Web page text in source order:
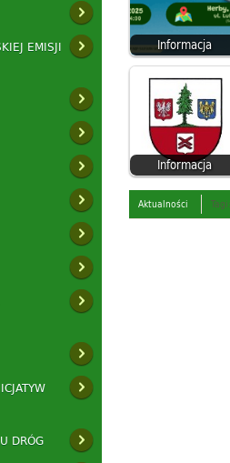
EMISJI
DRÓG
Informacja
Informacja
Aktualności Tagi: